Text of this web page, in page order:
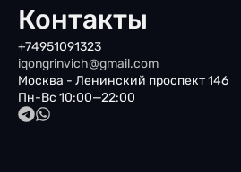
Контакты
+74951091323
iqongrinvich@gmail.com
Москва - Ленинский проспект 146
Пн-Вс 10:00—22:00